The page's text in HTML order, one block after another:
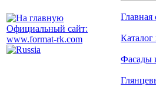
Официальный сайт:
www.format-rk.com
Главная
Каталог
Фасады